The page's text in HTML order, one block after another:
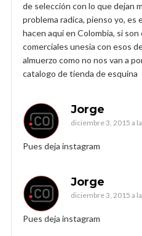
de selección con lo que dejan
problema radica, pienso yo, es
hacen aquí en Colombia, si son
comerciales unesia con esos
almuerzo como no nos van a
catalogo de tienda de esquina
Jorge
diciembre 3, 2015 a
Pues deja instagram
Jorge
diciembre 3, 2015 a
Pues deja instagram